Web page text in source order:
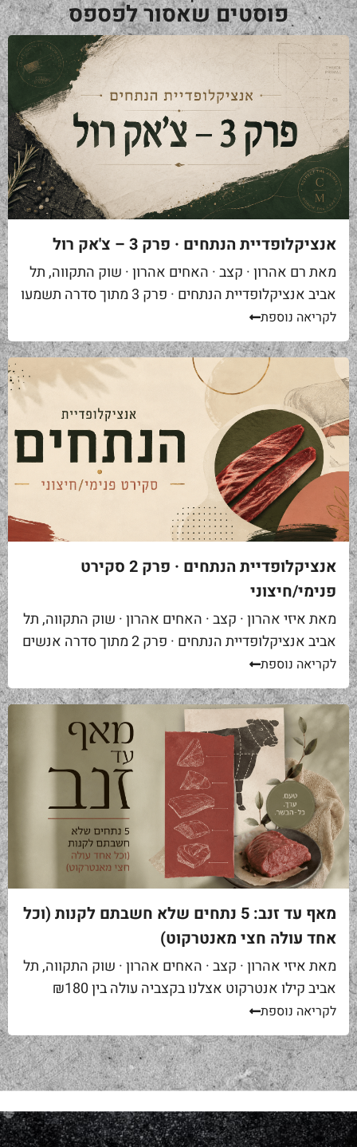
פוסטים שאסור לפספס
אנציקלופדיית הנתחים · פרק 3 – צ'אק רול
מאת רם אהרון · קצב · האחים אהרון · שוק התקווה, תל
אביב אנציקלופדיית הנתחים · פרק 3 מתוך סדרה תשמעו
סיפור. אתם באים לאחת ממסעדות הבשר הטובות...
לקריאה נוספת
אנציקלופדיית הנתחים · פרק 2 סקירט
פנימי/חיצוני
מאת איזי אהרון · קצב · האחים אהרון · שוק התקווה, תל
אביב אנציקלופדיית הנתחים · פרק 2 מתוך סדרה אנשים
באים אליי בקצביה ומבקשים "סקירט". שאלה ראשונה...
לקריאה נוספת
מאף עד זנב: 5 נתחים שלא חשבתם לקנות (וכל
אחד עולה חצי מאנטרקוט)
מאת איזי אהרון · קצב · האחים אהרון · שוק התקווה, תל
אביב קילו אנטרקוט אצלנו בקצביה עולה בין ₪180
ל-₪220. מחיר יפה – וגם מוצדק, כי זה...
לקריאה נוספת